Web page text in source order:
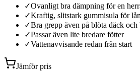
✓Ovanligt bra dämpning för en
✓Kraftig, slitstark gummisula för
✓Bra grepp även på blöta däck
✓Passar även lite bredare fötter
✓Vattenavvisande redan från start
Jämför pris